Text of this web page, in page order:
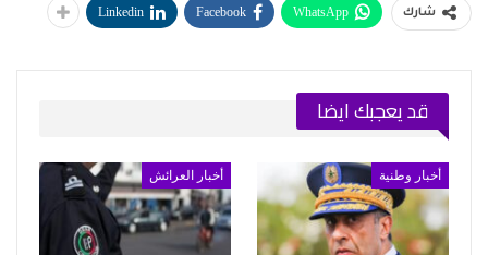
شارك WhatsApp
Facebook
Linkedin
قد يعجبك ايضا
أخبار وطنية أخبار العرائش